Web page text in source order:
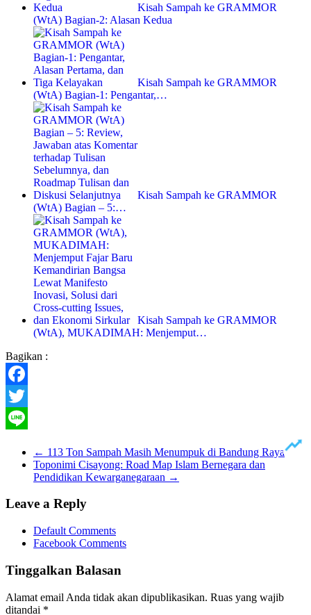
Kisah Sampah ke GRAMMOR
(WtA) Bagian-2: Alasan Kedua
Kisah Sampah ke GRAMMOR
(WtA) Bagian-1: Pengantar,…
Kisah Sampah ke GRAMMOR
(WtA) Bagian – 5:…
Kisah Sampah ke GRAMMOR
(WtA), MUKADIMAH: Menjemput…
Bagikan :
Facebook
Twitter
← 113 Ton Sampah Masih Menumpuk di Bandung Raya
Toponimi Cisayong: Road Map Islam Bernegara dan
Pendidikan Kewarganegaraan →
Leave a Reply
Default Comments
Facebook Comments
Tinggalkan Balasan
Alamat email Anda tidak akan dipublikasikan. Ruas yang wajib
ditandai *